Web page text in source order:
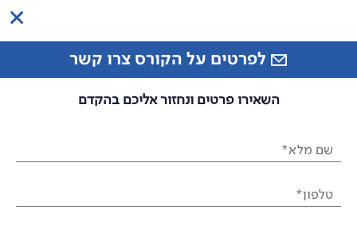
לפרטים על הקורס צרו קשר
השאירו פרטים ונחזור אליכם בהקדם
שם מלא*
טלפון*